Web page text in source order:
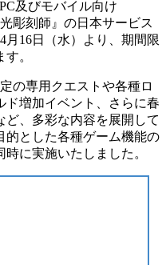
及びモバイル向け
彫刻師』の日本サービス
月16日（水）より、期間限
。
の専用クエストや各種ロ
ド増加イベント、さらに春
、多彩な内容を展開して
的とした各種ゲーム機能の
に実施いたしました。